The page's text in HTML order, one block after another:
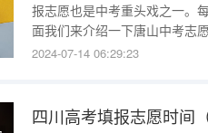
报志愿也是中考重头戏之一。
面我们来介绍一下唐山中考志
进行志愿填报之前，务必要理
2024-07-14 06:29:23